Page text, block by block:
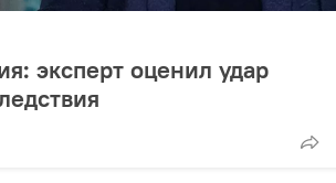
эксперт оценил удар